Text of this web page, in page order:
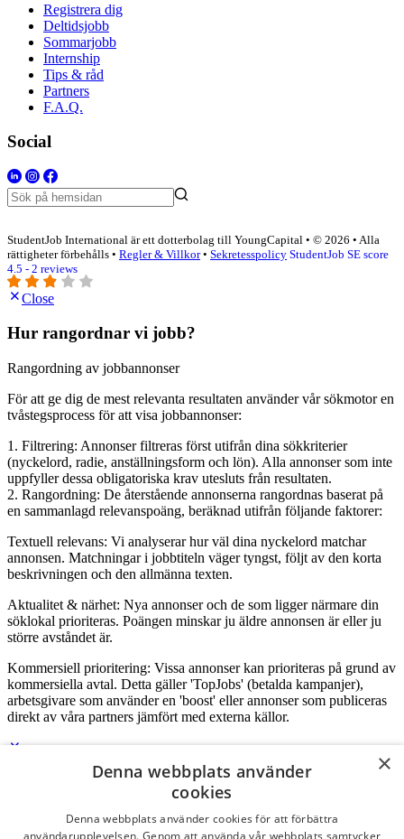
Registrera dig
Deltidsjobb
Sommarjobb
Internship
Tips & råd
Partners
F.A.Q.
Social
StudentJob International är ett dotterbolag till YoungCapital • © 2026 • Alla
rättigheter förbehålls • Regler & Villkor• Sekretesspolicy StudentJob SE score
4.5 - 2 reviews
Close
Hur rangordnar vi jobb?
Rangordning av jobbannonser
För att ge dig de mest relevanta resultaten använder vår sökmotor en
tvåstegsprocess för att visa jobbannonser:
1. Filtrering: Annonser filtreras först utifrån dina sökkriterier
(nyckelord, radie, anställningsform och lön). Alla annonser som inte
uppfyller dessa obligatoriska krav utesluts från resultaten.
2. Rangordning: De återstående annonserna rangordnas baserat på
en sammanlagd relevanspoäng, beräknad utifrån följande faktorer:
Textuell relevans: Vi analyserar hur väl dina nyckelord matchar
annonsen. Matchningar i jobbtiteln väger tyngst, följt av den korta
beskrivningen och den allmänna texten.
Aktualitet & närhet: Nya annonser och de som ligger närmare din
söklokal prioriteras. Poängen minskar ju äldre annonsen är eller ju
större avståndet är.
Kommersiell prioritering: Vissa annonser kan prioriteras på grund av
kommersiella avtal. Detta gäller 'TopJobs' (betalda kampanjer),
arbetsgivare som använder en 'boost' eller annonser som publiceras
direkt av våra partners jämfört med externa källor.
Logga in som företag
×
Denna webbplats använder
cookies
Denna webbplats använder cookies för att förbättra
användarupplevelsen. Genom att använda vår webbplats samtycker